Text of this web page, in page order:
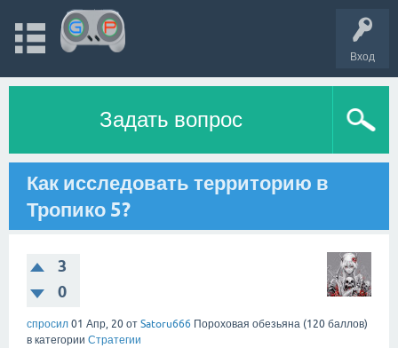
Вход
Задать вопрос
Как исследовать территорию в
Тропико 5?
3
0
спросил 01 Апр, 20 от Satoru666 Пороховая обезьяна (120 баллов)
в категории Стратегии